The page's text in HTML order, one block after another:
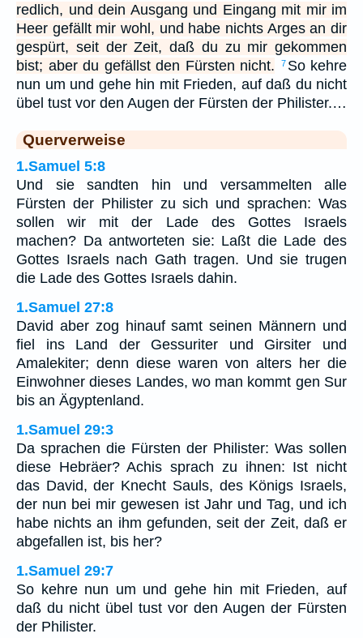
redlich, und dein Ausgang und Eingang mit mir im
Heer gefällt mir wohl, und habe nichts Arges an dir
gespürt, seit der Zeit, daß du zu mir gekommen
bist; aber du gefällst den Fürsten nicht.
7 So kehre
nun um und gehe hin mit Frieden, auf daß du nicht
übel tust vor den Augen der Fürsten der Philister.…
Querverweise
1.Samuel 5:8
Und sie sandten hin und versammelten alle
Fürsten der Philister zu sich und sprachen: Was
sollen wir mit der Lade des Gottes Israels
machen? Da antworteten sie: Laßt die Lade des
Gottes Israels nach Gath tragen. Und sie trugen
die Lade des Gottes Israels dahin.
1.Samuel 27:8
David aber zog hinauf samt seinen Männern und
fiel ins Land der Gessuriter und Girsiter und
Amalekiter; denn diese waren von alters her die
Einwohner dieses Landes, wo man kommt gen Sur
bis an Ägyptenland.
1.Samuel 29:3
Da sprachen die Fürsten der Philister: Was sollen
diese Hebräer? Achis sprach zu ihnen: Ist nicht
das David, der Knecht Sauls, des Königs Israels,
der nun bei mir gewesen ist Jahr und Tag, und ich
habe nichts an ihm gefunden, seit der Zeit, daß er
abgefallen ist, bis her?
1.Samuel 29:7
So kehre nun um und gehe hin mit Frieden, auf
daß du nicht übel tust vor den Augen der Fürsten
der Philister.